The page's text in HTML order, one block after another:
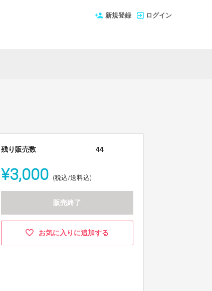
新規登録 ログイン
残り販売数 44
¥3,000 (税込/送料込)
販売終了
お気に入りに追加する